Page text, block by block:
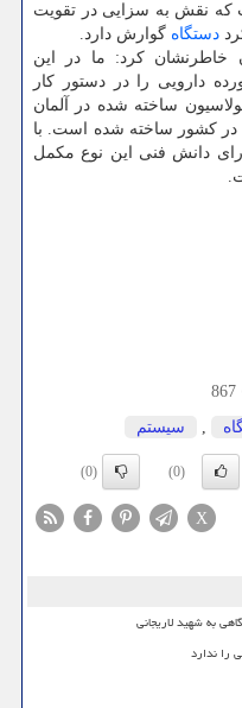
که نقش به سزایی در تقویت
دستگاه گوارش دارد.
خاطرنشان کرد: ما در این
دارویی را در دستور کار
ساخته شده در آلمان
در کشور ساخته شده است. با
دانش فنی این نوع مکمل
867
, سیستم
(0)
(0)
X
به شهید لاریجانی